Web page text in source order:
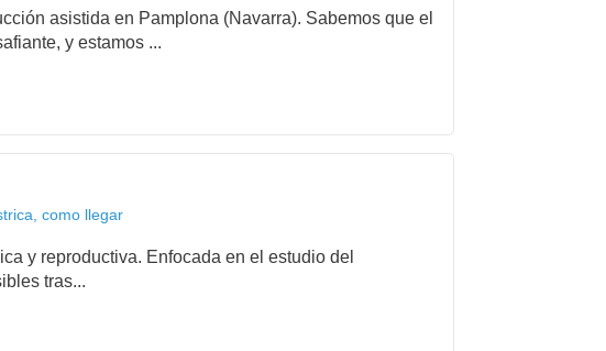
asistida en Pamplona (Navarra). Sabemos que el
y estamos ...
como llegar
y reproductiva. Enfocada en el estudio del
tras...